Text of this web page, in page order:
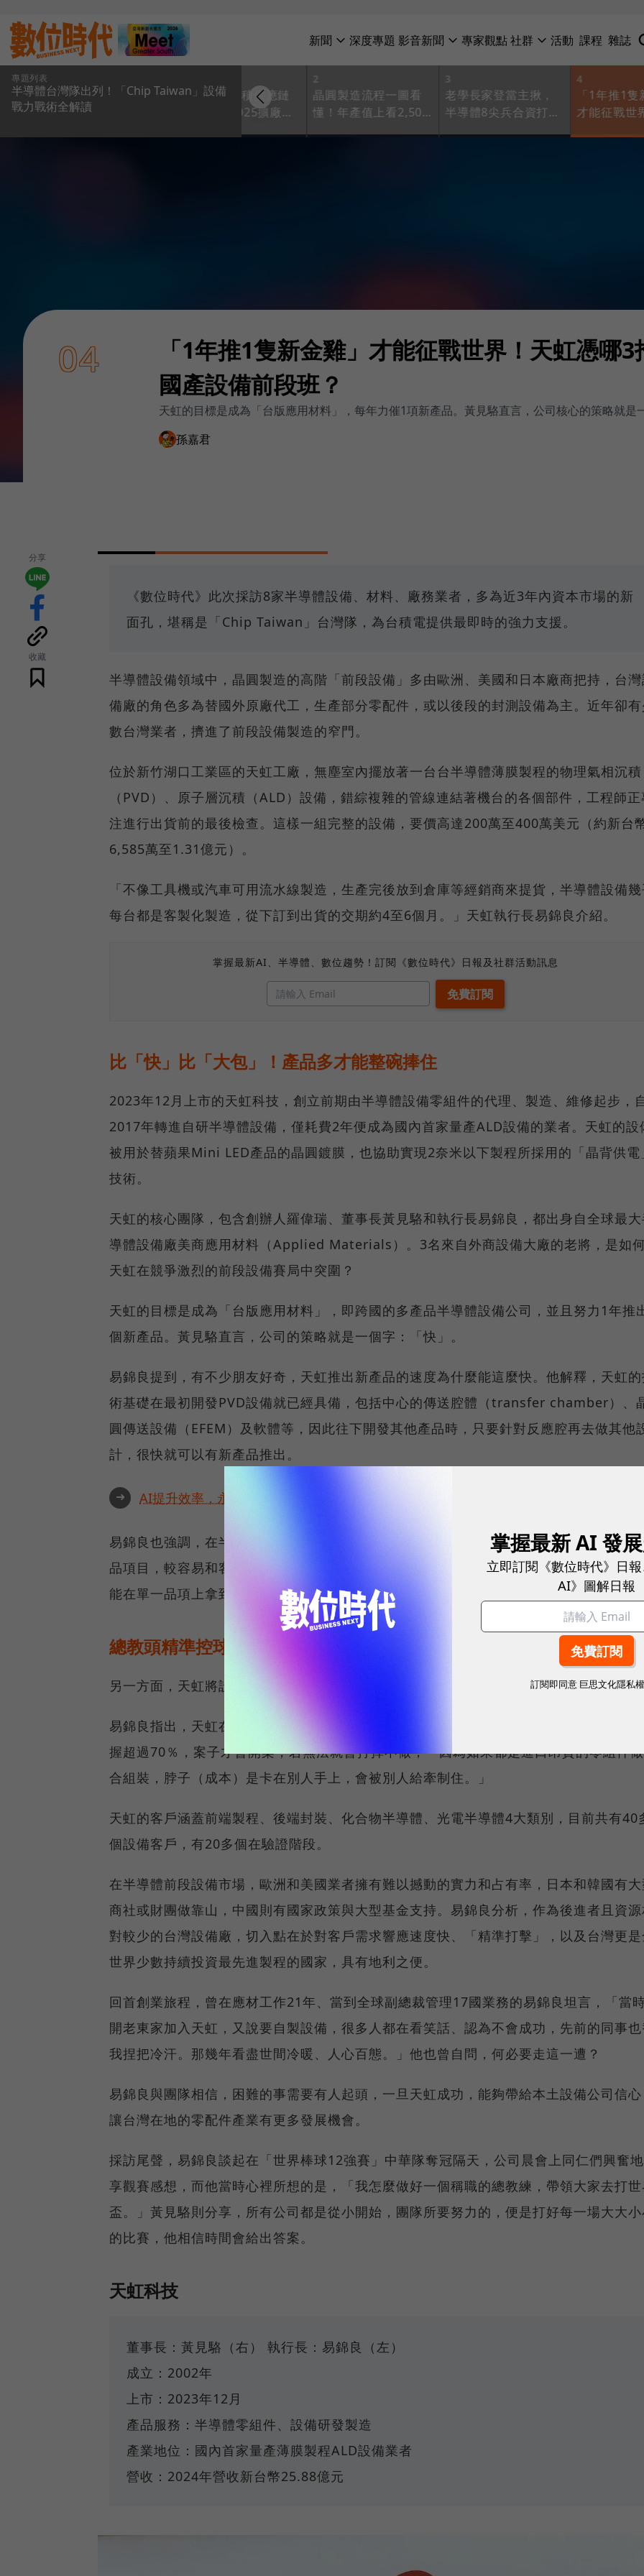
新聞 深度專題 影音新聞 專家觀點社群 活動 課程 雜誌
專題列表
半導體台灣隊出列！「Chip Taiwan」設備
戰力戰術全解讀
【圖解】台積供應鏈
概念股、2025擴廠地
2
晶圓製造流程一圖看
懂！年產值上看2,500
3
老學長家登當主揪，
半導體8尖兵合資打國
4
「1年推1隻
才能征戰世
04
「1年推1隻新金雞」才能征戰世界！天虹憑哪
國產設備前段班？
天虹的目標是成為「台版應用材料」，每年力催1項新產品。黃見駱直言，公司核心的策略就是
孫嘉君
分享
收藏
《數位時代》此次採訪8家半導體設備、材料、廠務業者，多為近3年內資本市場的新
面孔，堪稱是「Chip Taiwan」台灣隊，為台積電提供最即時的強力支援。
半導體設備領域中，晶圓製造的高階「前段設備」多由歐洲、美國和日本廠商把持，台灣
備廠的角色多為替國外原廠代工，生產部分零配件，或以後段的封測設備為主。近年卻
數台灣業者，擠進了前段設備製造的窄門。
位於新竹湖口工業區的天虹工廠，無塵室內擺放著一台台半導體薄膜製程的物理氣相沉積
（PVD）、原子層沉積（ALD）設備，錯綜複雜的管線連結著機台的各個部件，工程師正
注進行出貨前的最後檢查。這樣一組完整的設備，要價高達200萬至400萬美元（約新台
6,585萬至1.31億元）。
「不像工具機或汽車可用流水線製造，生產完後放到倉庫等經銷商來提貨，半導體設備幾
每台都是客製化製造，從下訂到出貨的交期約4至6個月。」天虹執行長易錦良介紹。
掌握最新AI、半導體、數位趨勢！訂閱《數位時代》日報及社群活動訊息
比「快」比「大包」！產品多才能整碗捧住
2023年12月上市的天虹科技，創立前期由半導體設備零組件的代理、製造、維修起步，
2017年轉進自研半導體設備，僅耗費2年便成為國內首家量產ALD設備的業者。天虹的設
被用於替蘋果Mini LED產品的晶圓鍍膜，也協助實現2奈米以下製程所採用的「晶背供電
技術。
天虹的核心團隊，包含創辦人羅偉瑞、董事長黃見駱和執行長易錦良，都出身自全球最大
導體設備廠美商應用材料（Applied Materials）。3名來自外商設備大廠的老將，是如
天虹在競爭激烈的前段設備賽局中突圍？
天虹的目標是成為「台版應用材料」，即跨國的多產品半導體設備公司，並且努力1年推
個新產品。黃見駱直言，公司的策略就是一個字：「快」。
易錦良提到，有不少朋友好奇，天虹推出新產品的速度為什麼能這麼快。他解釋，天虹的
術基礎在最初開發PVD設備就已經具備，包括中心的傳送腔體（transfer chamber）、
圓傳送設備（EFEM）及軟體等，因此往下開發其他產品時，只要針對反應腔再去做其他
計，很快就可以有新產品推出。
➜ AI提升效率，永續決定未來！全球永續指標企業認證☀️100 MVP等你角逐雙獎榮譽
易錦良也強調，在半導體設備業「不能夠太小、必須要大」，意指需要提供足夠多種類
品項目，較容易和客戶談整批的生意（package deal）；如果公司僅有少數產品，不見
能在單一品項上拿到訂單。
總教頭精準控球，「自製率」要超過7成
另一方面，天虹將設備零組件的「自製率」，也就是供應鏈本土化的比率視為重要指標。
易錦良指出，天虹在開發任何的案子都有做BOM表（物料清單）的評估，零組件在地化有
握超過70％，案子才會開案，若無法就會打掉不做，「因為如果都是進口昂貴的零組件
合組裝，脖子（成本）是卡在別人手上，會被別人給牽制住。」
天虹的客戶涵蓋前端製程、後端封裝、化合物半導體、光電半導體4大類別，目前共有40
個設備客戶，有20多個在驗證階段。
在半導體前段設備市場，歐洲和美國業者擁有難以撼動的實力和占有率，日本和韓國有大
商社或財團做靠山，中國則有國家政策與大型基金支持。易錦良分析，作為後進者且資源
對較少的台灣設備廠，切入點在於對客戶需求響應速度快、「精準打擊」，以及台灣更是
世界少數持續投資最先進製程的國家，具有地利之便。
回首創業旅程，曾在應材工作21年、當到全球副總裁管理17國業務的易錦良坦言，「當
開老東家加入天虹，又說要自製設備，很多人都在看笑話、認為不會成功，先前的同事也
我捏把冷汗。那幾年看盡世間冷暖、人心百態。」他也曾自問，何必要走這一遭？
易錦良與團隊相信，困難的事需要有人起頭，一旦天虹成功，能夠帶給本土設備公司信心
讓台灣在地的零配件產業有更多發展機會。
採訪尾聲，易錦良談起在「世界棒球12強賽」中華隊奪冠隔天，公司晨會上同仁們興奮
享觀賽感想，而他當時心裡所想的是，「我怎麼做好一個稱職的總教練，帶領大家去打世
盃。」黃見駱則分享，所有公司都是從小開始，團隊所要努力的，便是打好每一場大大
的比賽，他相信時間會給出答案。
天虹科技
董事長：黃見駱（右） 執行長：易錦良（左）
成立：2002年
上市：2023年12月
產品服務：半導體零組件、設備研發製造
產業地位：國內首家量產薄膜製程ALD設備業者
營收：2024年營收新台幣25.88億元
掌握最新 AI 發展
立即訂閱《數位時代》日
AI》圖解日報
訂閱即同意 巨思文化隱私